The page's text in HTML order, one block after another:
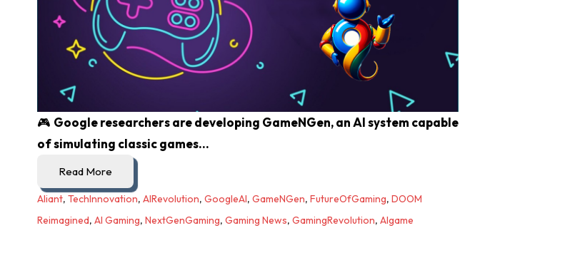
🎮 Google researchers are developing GameNGen, an AI system capable
of simulating classic games...
Read More
Aliant, TechInnovation, AIRevolution, GoogleAI, GameNGen, FutureOfGaming, DOOM
Reimagined, AI Gaming, NextGenGaming, Gaming News, GamingRevolution, AIgame